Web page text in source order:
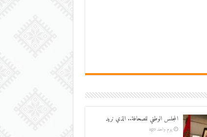
المجلس الوطني للصحافة.. الذي نريد
يوم واحد ago